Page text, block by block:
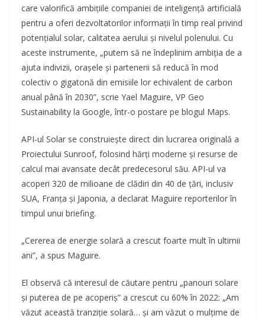
care valorifică ambițiile companiei de inteligență artificială
pentru a oferi dezvoltatorilor informații în timp real privind
potențialul solar, calitatea aerului și nivelul polenului. Cu
aceste instrumente, „putem să ne îndeplinim ambiția de a
ajuta indivizii, orașele și partenerii să reducă în mod
colectiv o gigatonă din emisiile lor echivalent de carbon
anual până în 2030”, scrie Yael Maguire, VP Geo
Sustainability la Google, într-o postare pe blogul Maps.
API-ul Solar se construiește direct din lucrarea originală a
Proiectului Sunroof, folosind hărți moderne și resurse de
calcul mai avansate decât predecesorul său. API-ul va
acoperi 320 de milioane de clădiri din 40 de țări, inclusiv
SUA, Franța și Japonia, a declarat Maguire reporterilor în
timpul unui briefing.
„Cererea de energie solară a crescut foarte mult în ultimii
ani”, a spus Maguire.
El observă că interesul de căutare pentru „panouri solare
și puterea de pe acoperiș” a crescut cu 60% în 2022: „Am
văzut această tranziție solară… și am văzut o mulțime de